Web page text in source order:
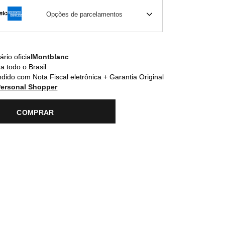
Opções de parcelamentos
oficialMontblanc
todo o Brasil
com Nota Fiscal eletrônica + Garantia Original
Shopper
COMPRAR